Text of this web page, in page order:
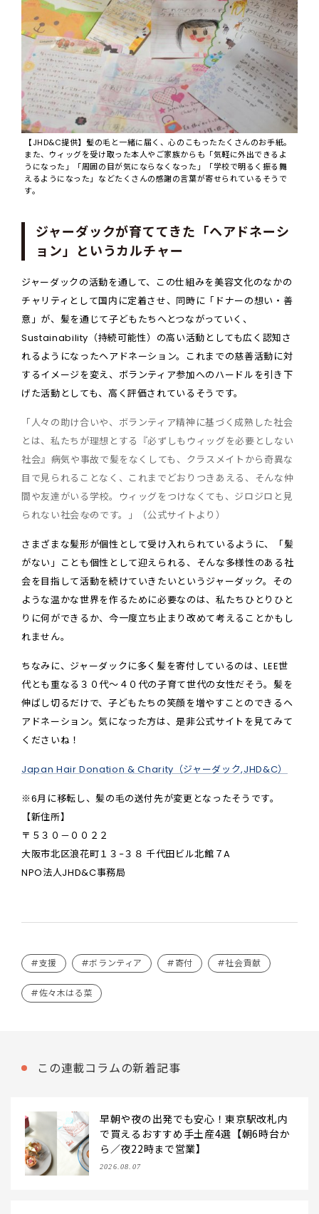
【JHD&C提供】髪の毛と一緒に届く、心のこもったたくさんのお手紙。
また、ウィッグを受け取った本人やご家族からも「気軽に外出できるよ
うになった」「周囲の目が気にならなくなった」「学校で明るく振る舞
えるようになった」などたくさんの感謝の言葉が寄せられているそうで
す。
ジャーダックが育ててきた「ヘアドネーシ
ョン」というカルチャー
ジャーダックの活動を通して、この仕組みを美容文化のなかの
チャリティとして国内に定着させ、同時に「ドナーの想い・善
意」が、髪を通じて子どもたちへとつながっていく、
Sustainability（持続可能性）の高い活動としても広く認知さ
れるようになったヘアドネーション。これまでの慈善活動に対
するイメージを変え、ボランティア参加へのハードルを引き下
げた活動としても、高く評価されているそうです。
「人々の助け合いや、ボランティア精神に基づく成熟した社会
とは、私たちが理想とする『必ずしもウィッグを必要としない
社会』――病気や事故で髪をなくしても、クラスメイトから奇異な
目で見られることなく、これまでどおりつきあえる、そんな仲
間や友達がいる学校。ウィッグをつけなくても、ジロジロと見
られない社会――なのです。」（公式サイトより）
さまざまな髪形が個性として受け入れられているように、「髪
がない」ことも個性として迎えられる、そんな多様性のある社
会を目指して活動を続けていきたいというジャーダック。その
ような温かな世界を作るために必要なのは、私たちひとりひと
りに何ができるか、今一度立ち止まり改めて考えることかもし
れません。
ちなみに、ジャーダックに多く髪を寄付しているのは、LEE世
代とも重なる３０代〜４０代の子育て世代の女性だそう。髪を
伸ばし切るだけで、子どもたちの笑顔を増やすことのできるヘ
アドネーション。気になった方は、是非公式サイトを見てみて
くださいね！
Japan Hair Donation & Charity（ジャーダック,JHD&C）
※6月に移転し、髪の毛の送付先が変更となったそうです。
【新住所】
〒５３０－００２２
大阪市北区浪花町１３−３８ 千代田ビル北館７A
NPO法人JHD&C事務局
#支援 #ボランティア #寄付 #社会貢献
#佐々木はる菜
この連載コラムの新着記事
早朝や夜の出発でも安心！東京駅改札内
で買えるおすすめ手土産4選【朝6時台か
ら／夜22時まで営業】
2026.08.07